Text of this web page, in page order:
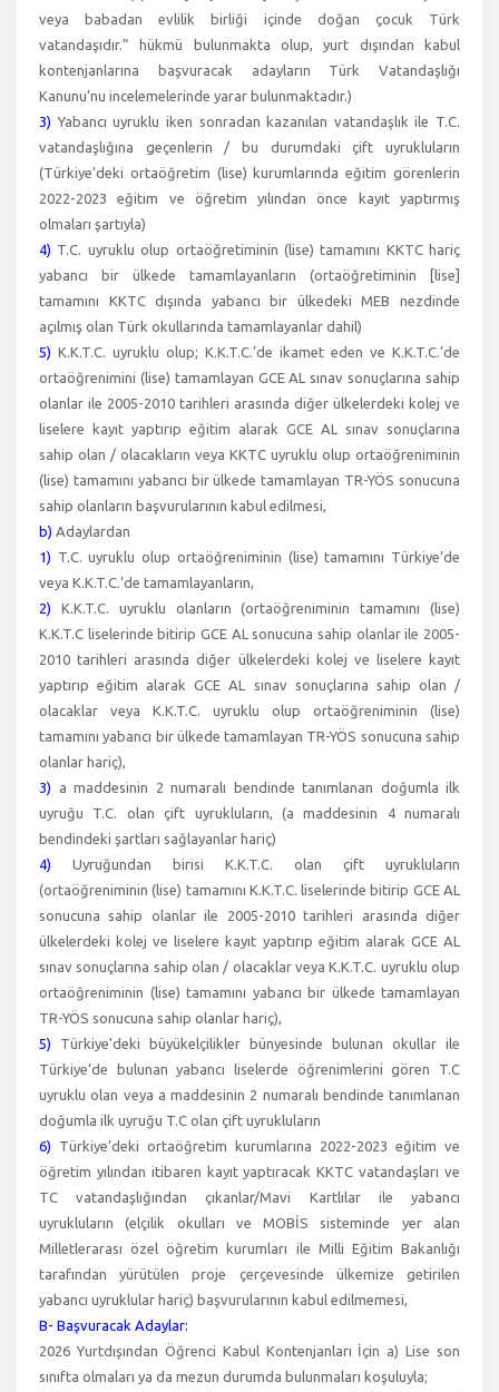
veya babadan evlilik birliği içinde doğan çocuk Türk
vatandaşıdır.” hükmü bulunmakta olup, yurt dışından kabul
kontenjanlarına başvuracak adayların Türk Vatandaşlığı
Kanunu’nu incelemelerinde yarar bulunmaktadır.)
3) Yabancı uyruklu iken sonradan kazanılan vatandaşlık ile T.C.
vatandaşlığına geçenlerin / bu durumdaki çift uyrukluların
(Türkiye’deki ortaöğretim (lise) kurumlarında eğitim görenlerin
2022-2023 eğitim ve öğretim yılından önce kayıt yaptırmış
olmaları şartıyla)
4) T.C. uyruklu olup ortaöğretiminin (lise) tamamını KKTC hariç
yabancı bir ülkede tamamlayanların (ortaöğretiminin [lise]
tamamını KKTC dışında yabancı bir ülkedeki MEB nezdinde
açılmış olan Türk okullarında tamamlayanlar dahil)
5) K.K.T.C. uyruklu olup; K.K.T.C.’de ikamet eden ve K.K.T.C.’de
ortaöğrenimini (lise) tamamlayan GCE AL sınav sonuçlarına sahip
olanlar ile 2005-2010 tarihleri arasında diğer ülkelerdeki kolej ve
liselere kayıt yaptırıp eğitim alarak GCE AL sınav sonuçlarına
sahip olan / olacakların veya KKTC uyruklu olup ortaöğreniminin
(lise) tamamını yabancı bir ülkede tamamlayan TR-YÖS sonucuna
sahip olanların başvurularının kabul edilmesi,
b) Adaylardan
1) T.C. uyruklu olup ortaöğreniminin (lise) tamamını Türkiye’de
veya K.K.T.C.’de tamamlayanların,
2) K.K.T.C. uyruklu olanların (ortaöğreniminin tamamını (lise)
K.K.T.C liselerinde bitirip GCE AL sonucuna sahip olanlar ile 2005-
2010 tarihleri arasında diğer ülkelerdeki kolej ve liselere kayıt
yaptırıp eğitim alarak GCE AL sınav sonuçlarına sahip olan /
olacaklar veya K.K.T.C. uyruklu olup ortaöğreniminin (lise)
tamamını yabancı bir ülkede tamamlayan TR-YÖS sonucuna sahip
olanlar hariç),
3)
a maddesinin 2 numaralı bendinde tanımlanan doğumla ilk
uyruğu T.C. olan çift uyrukluların, (a maddesinin 4 numaralı
bendindeki şartları sağlayanlar hariç)
4) Uyruğundan birisi K.K.T.C. olan çift uyrukluların
(ortaöğreniminin (lise) tamamını K.K.T.C. liselerinde bitirip GCE AL
sonucuna sahip olanlar ile 2005-2010 tarihleri arasında diğer
ülkelerdeki kolej ve liselere kayıt yaptırıp eğitim alarak GCE AL
sınav sonuçlarına sahip olan / olacaklar veya K.K.T.C. uyruklu olup
ortaöğreniminin (lise) tamamını yabancı bir ülkede tamamlayan
TR-YÖS sonucuna sahip olanlar hariç),
5) Türkiye’deki büyükelçilikler bünyesinde bulunan okullar ile
Türkiye’de bulunan yabancı liselerde öğrenimlerini gören T.C
uyruklu olan veya a maddesinin 2 numaralı bendinde tanımlanan
doğumla ilk uyruğu T.C olan çift uyrukluların
6) Türkiye’deki ortaöğretim kurumlarına 2022-2023 eğitim ve
öğretim yılından itibaren kayıt yaptıracak KKTC vatandaşları ve
TC vatandaşlığından çıkanlar/Mavi Kartlılar ile yabancı
uyrukluların (elçilik okulları ve MOBİS sisteminde yer alan
Milletlerarası özel öğretim kurumları ile Milli Eğitim Bakanlığı
tarafından yürütülen proje çerçevesinde ülkemize getirilen
yabancı uyruklular hariç) başvurularının kabul edilmemesi,
B- Başvuracak Adaylar:
2026 Yurtdışından Öğrenci Kabul Kontenjanları İçin a) Lise son
sınıfta olmaları ya da mezun durumda bulunmaları koşuluyla;